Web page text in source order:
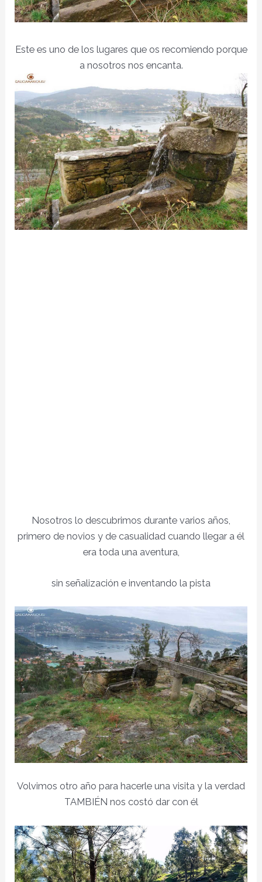
Este es uno de los lugares que os recomiendo porque
a nosotros nos encanta.
Nosotros lo descubrimos durante varios años,
primero de novios y de casualidad cuando llegar a él
era toda una aventura,
sin señalización e inventando la pista
Volvimos otro año para hacerle una visita y la verdad
TAMBIÉN nos costó dar con él